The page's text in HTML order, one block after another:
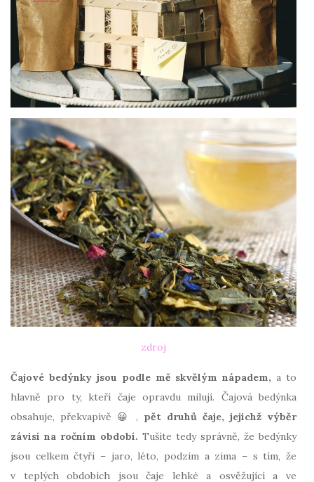
zdroj
Čajové bedýnky jsou podle mě skvělým nápadem, a to
hlavně pro ty, kteří čaje opravdu milují. Čajová bedýnka
obsahuje, překvapivě 😀 , pět druhů čaje, jejichž výběr
závisí na ročním období. Tušíte tedy správně, že bedýnky
jsou celkem čtyři – jaro, léto, podzim a zima – s tím, že
v teplých obdobích jsou čaje lehké a osvěžující a ve